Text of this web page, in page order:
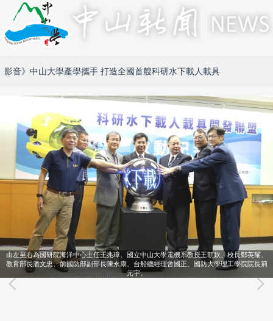
影音》中山大學產學攜手 打造全國首艘科研水下載人載具
由左至右為國研院海洋中心主任王兆璋、國立中山大學電機系教授王朝欽、校長鄭英耀、
教育部長潘文忠、前國防部副部長陳永康、台船總經理曾國正、國防大學理工學院院長荊
元宇。